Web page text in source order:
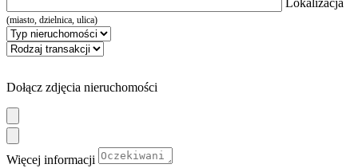
Lokalizacja
(miasto, dzielnica, ulica)
Dołącz zdjęcia nieruchomości
Więcej informacji